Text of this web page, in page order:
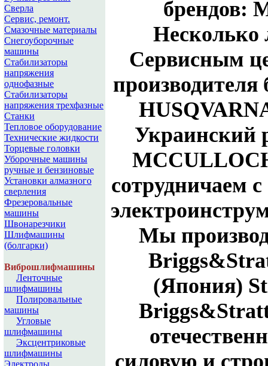
Сверла
Сервис, ремонт.
Смазочные материалы
Снегоуборочные
машины
Стабилизаторы
напряжения
однофазные
Стабилизаторы
напряжения трехфазные
Станки
Тепловое оборудование
Технические жидкости
Торцевые головки
Уборочные машины
ручные и бензиновые
Установки алмазного
сверления
Фрезеровальные
машины
Швонарезчики
Шлифмашины
(болгарки)
Виброшлифмашины
Ленточные
шлифмашины
Полировальные
машины
Угловые
шлифмашины
Эксцентриковые
шлифмашины
Электроды
брендов:
Несколько
Сервисным
производителя
Украинский
сотрудничаем
Мы
(Япония)